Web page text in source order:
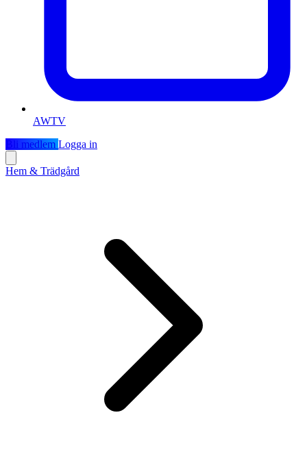
AWTV
Bli medlem Logga in
Hem & Trädgård